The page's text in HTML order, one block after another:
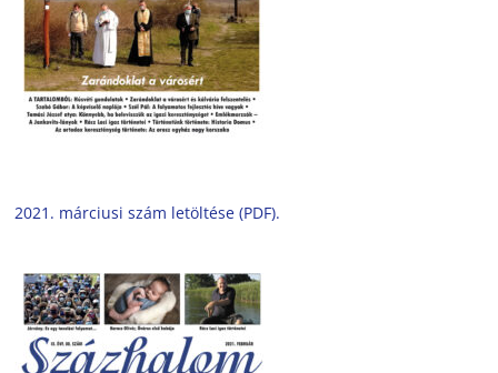
2021. márciusi szám letöltése (PDF).